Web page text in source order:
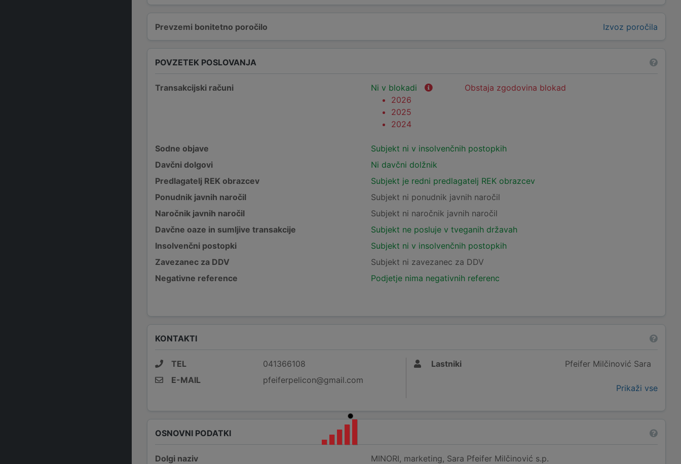
Prevzemi bonitetno poročilo Izvoz poročila
POVZETEK POSLOVANJA
Transakcijski računi Ni v blokadi
Obstaja zgodovina blokad
2026
2025
2024
Sodne objave
Subjekt ni v insolvenčnih postopkih
Davčni dolgovi
Ni davčni dolžnik
Predlagatelj REK obrazcev
Subjekt je redni predlagatelj REK obrazcev
Ponudnik javnih naročil
Subjekt ni ponudnik javnih naročil
Naročnik javnih naročil
Subjekt ni naročnik javnih naročil
Davčne oaze in sumljive transakcije
Subjekt ne posluje v tveganih državah
Insolvenčni postopki
Subjekt ni v insolvenčnih postopkih
Zavezanec za DDV
Subjekt ni zavezanec za DDV
Negativne reference
Podjetje nima negativnih referenc
KONTAKTI
TEL
041366108
E-MAIL
pfeiferpelicon@gmail.com
Lastniki Pfeifer Milčinović Sara
Prikaži vse
OSNOVNI PODATKI
Dolgi naziv
MINORI, marketing, Sara Pfeifer Milčinović s.p.